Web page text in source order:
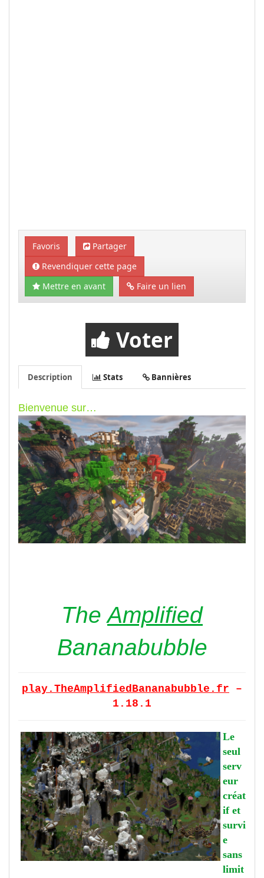
Favoris
Partager
Revendiquer cette page
Mettre en avant
Faire un lien
Voter
Description Stats Bannières
Bienvenue sur…
TheAmplified
Bananabubble
play.TheAmplifiedBananabubble.fr –
1.18.1
Le
seul
serv
eur
créat
if et
survi
e
sans
limit